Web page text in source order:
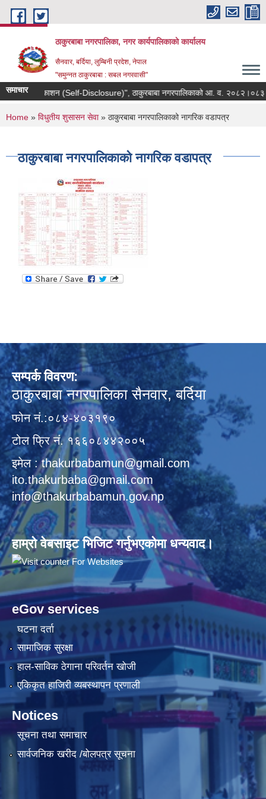
Skip to main content
ठाकुरबाबा नगरपालिका, नगर कार्यपालिकाकाे कार्यालय
सैनवार, बर्दिया, लुम्बिनी प्रदेश, नेपाल
"समुन्‍नत ठाकुरबाबा : सबल नगरवासी"
समाचार
"स्वतः प्रकाशन (Self-Disclosure)", ठाकुरबाबा नगरपालिकाको आ. व. २०८२।०८३
You are here
Home » विधुतीय शुसासन सेवा» ठाकुरबाबा नगरपालिकाको नागरिक वडापत्र
ठाकुरबाबा नगरपालिकाको नागरिक वडापत्र
सम्पर्क विवरण:
ठाकुरबाबा नगरपालिका सैनवार, बर्दिया
फोन नं.:०८४-४०३१९०
टोल फ्रि नं. १६६०८४४२००५
इमेल : thakurbabamun@gmail.com
ito.thakurbaba@gmail.com
info@thakurbabamun.gov.np
हाम्रो वेबसाइट भिजिट गर्नुभएकोमा धन्यवाद।
eGov services
घटना दर्ता
सामाजिक सुरक्षा
हाल-साविक ठेगाना परिवर्तन खोजी
एकिकृत हाजिरी व्यबस्थापन प्रणाली
Notices
सूचना तथा समाचार
सार्वजनिक खरीद /बोलपत्र सूचना